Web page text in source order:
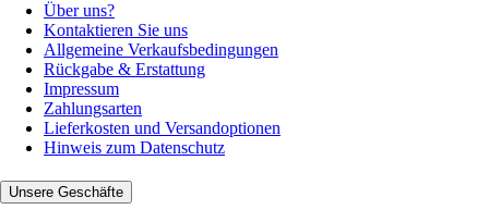
Über uns?
Kontaktieren Sie uns
Allgemeine Verkaufsbedingungen
Rückgabe & Erstattung
Impressum
Zahlungsarten
Lieferkosten und Versandoptionen
Hinweis zum Datenschutz
Unsere Geschäfte